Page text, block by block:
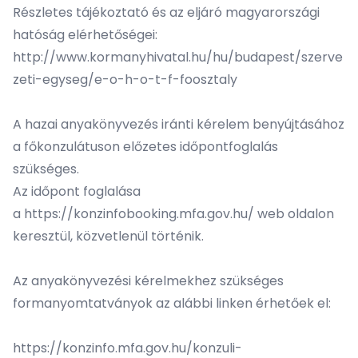
Részletes tájékoztató és az eljáró magyarországi
hatóság elérhetőségei:
http://www.kormanyhivatal.hu/hu/budapest/szerve
zeti-egyseg/e-o-h-o-t-f-foosztaly
A hazai anyakönyvezés iránti kérelem benyújtásához
a főkonzulátuson előzetes időpontfoglalás
szükséges.
Az időpont foglalása
a https://konzinfobooking.mfa.gov.hu/ web oldalon
keresztül, közvetlenül történik.
Az anyakönyvezési kérelmekhez szükséges
formanyomtatványok az alábbi linken érhetőek el:
https://konzinfo.mfa.gov.hu/konzuli-